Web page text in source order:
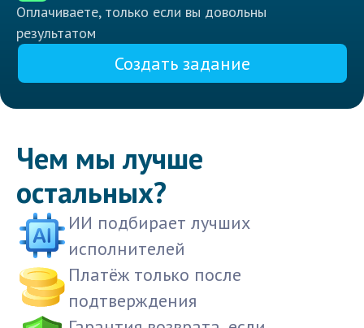
Оплачиваете, только если вы довольны
результатом
Создать задание
Чем мы лучше
остальных?
ИИ подбирает лучших
исполнителей
Платёж только после
подтверждения